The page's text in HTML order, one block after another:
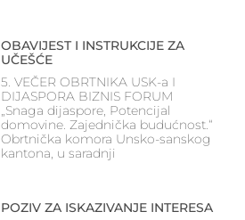
OBAVIJEST I INSTRUKCIJE ZA
UČEŠĆE
5. VEČER OBRTNIKA USK-a I
DIJASPORA BIZNIS FORUM
„Snaga dijaspore, Potencijal
domovine. Zajednička budućnost.“
Obrtnička komora Unsko-sanskog
kantona, u saradnji
POZIV ZA ISKAZIVANJE INTERESA